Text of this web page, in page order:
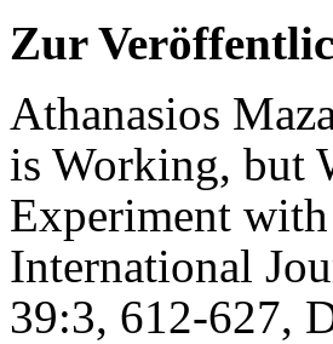
Zur
Athanasios
is Working, but
Experiment
International
39:3, 612-627,